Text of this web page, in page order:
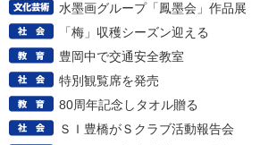
水墨画グループ「鳳墨会」作品展
「梅」収穫シーズン迎える
豊岡中で交通安全教室
特別観覧席を発売
80周年記念しタオル贈る
ＳＩ豊橋がＳクラブ活動報告会